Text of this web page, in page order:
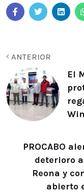
ANTERIOR
El
PROCABO
deterioro
Reona y
abierto